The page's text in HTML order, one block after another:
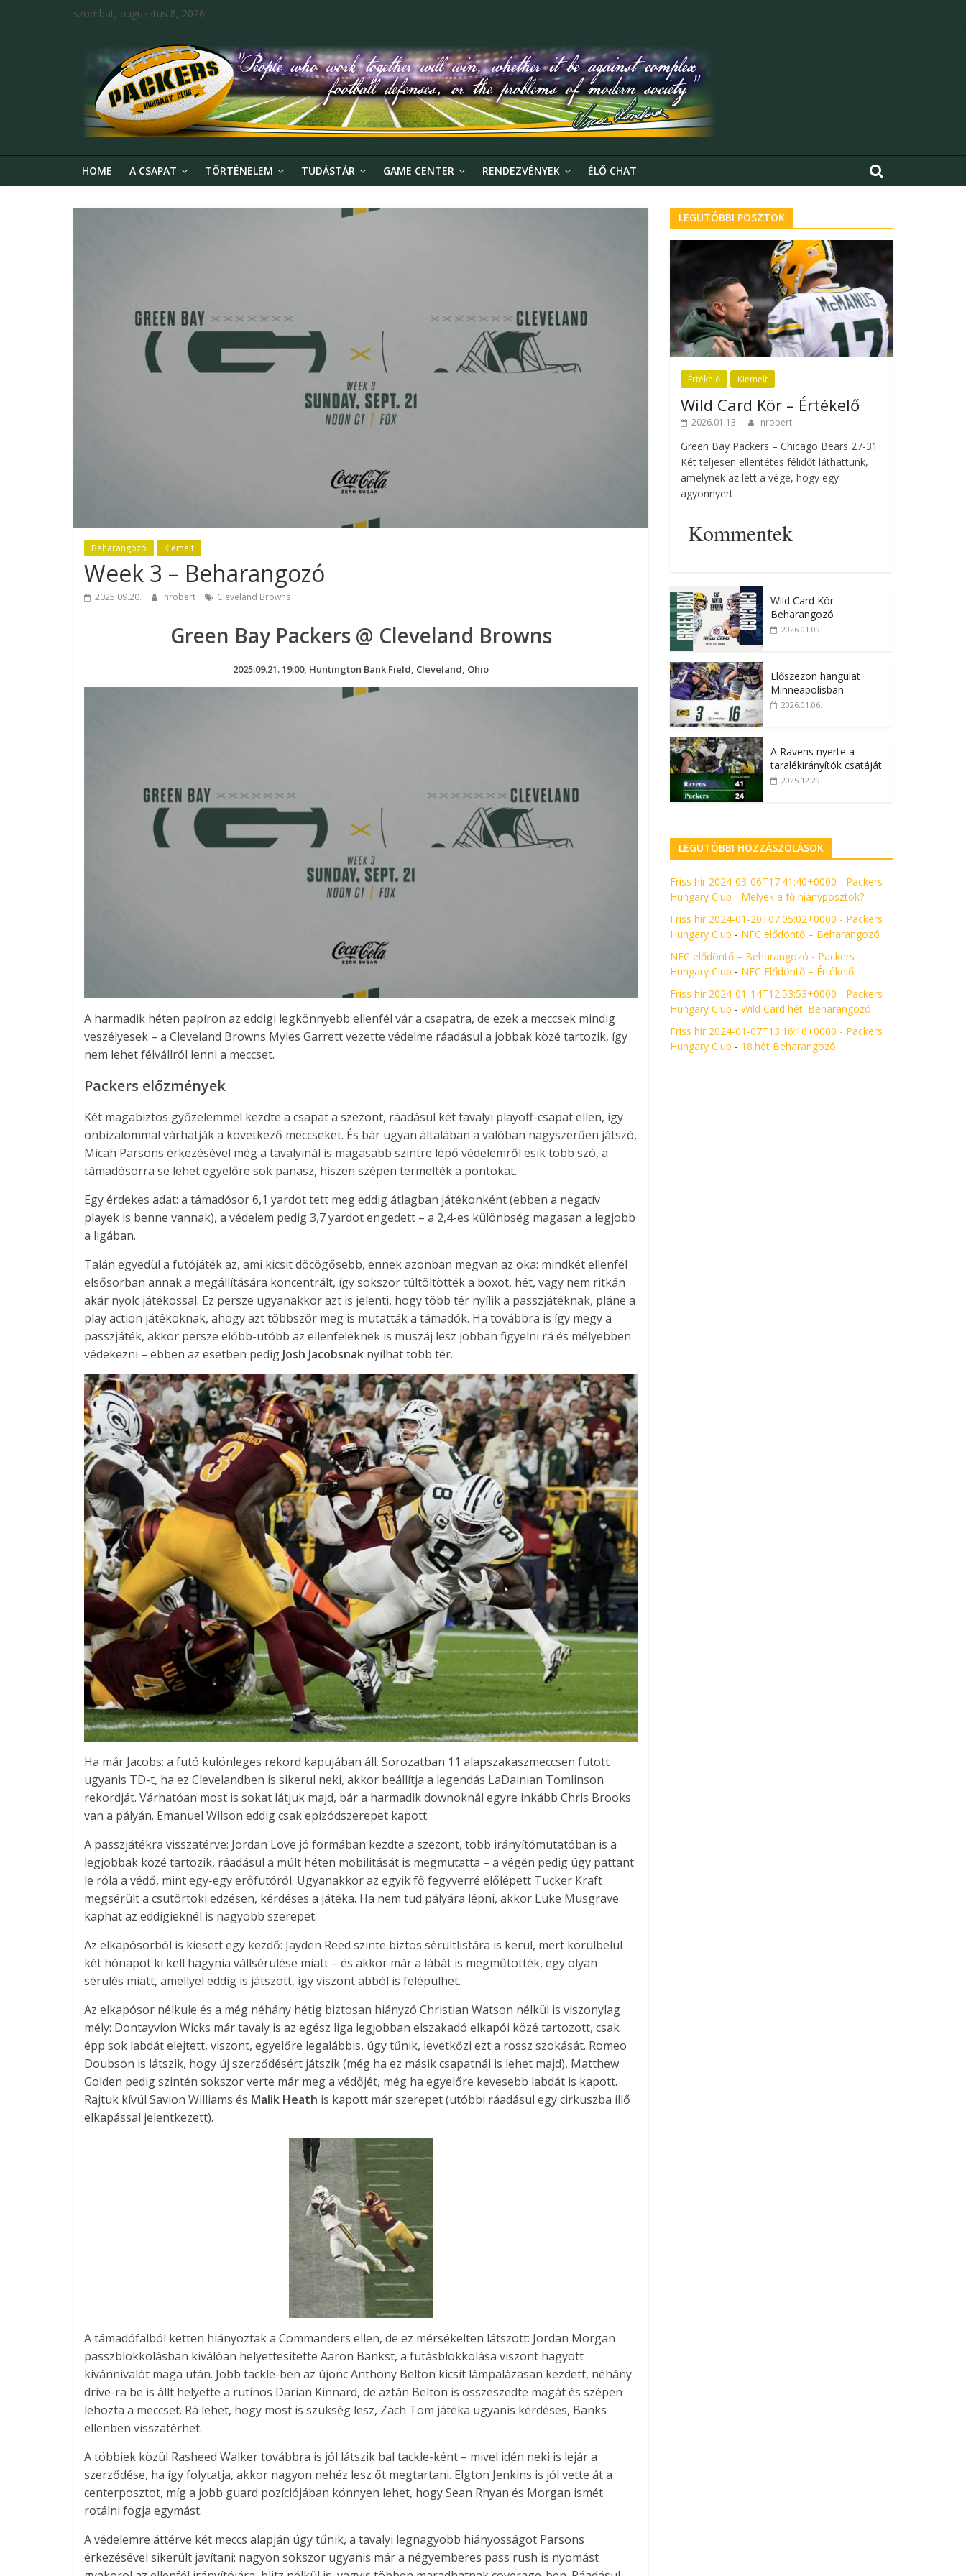
szombat, augusztus 8, 2026
HOME A CSAPAT TÖRTÉNELEM TUDÁSTÁR GAME CENTER RENDEZVÉNYEK ÉLŐ CHAT
Beharangozó Kiemelt
Week 3 – Beharangozó
2025.09.20. nrobert Cleveland Browns
Green Bay Packers @ Cleveland Browns
2025.09.21. 19:00, Huntington Bank Field, Cleveland, Ohio
A harmadik héten papíron az eddigi legkönnyebb ellenfél vár a csapatra, de ezek a meccsek mindig
veszélyesek – a Cleveland Browns Myles Garrett vezette védelme ráadásul a jobbak közé tartozik, így
nem lehet félvállról lenni a meccset.
Packers előzmények
Két magabiztos győzelemmel kezdte a csapat a szezont, ráadásul két tavalyi playoff-csapat ellen, így
önbizalommal várhatják a következő meccseket. És bár ugyan általában a valóban nagyszerűen játszó,
Micah Parsons érkezésével még a tavalyinál is magasabb szintre lépő védelemről esik több szó, a
támadósorra se lehet egyelőre sok panasz, hiszen szépen termelték a pontokat.
Egy érdekes adat: a támadósor 6,1 yardot tett meg eddig átlagban játékonként (ebben a negatív
playek is benne vannak), a védelem pedig 3,7 yardot engedett – a 2,4-es különbség magasan a legjobb
a ligában.
Talán egyedül a futójáték az, ami kicsit döcögősebb, ennek azonban megvan az oka: mindkét ellenfél
elsősorban annak a megállítására koncentrált, így sokszor túltöltötték a boxot, hét, vagy nem ritkán
akár nyolc játékossal. Ez persze ugyanakkor azt is jelenti, hogy több tér nyílik a passzjátéknak, pláne a
play action játékoknak, ahogy azt többször meg is mutatták a támadók. Ha továbbra is így megy a
passzjáték, akkor persze előbb-utóbb az ellenfeleknek is muszáj lesz jobban figyelni rá és mélyebben
védekezni – ebben az esetben pedig Josh Jacobsnak nyílhat több tér.
Ha már Jacobs: a futó különleges rekord kapujában áll. Sorozatban 11 alapszakaszmeccsen futott
ugyanis TD-t, ha ez Clevelandben is sikerül neki, akkor beállítja a legendás LaDainian Tomlinson
rekordját. Várhatóan most is sokat látjuk majd, bár a harmadik downoknál egyre inkább Chris Brooks
van a pályán. Emanuel Wilson eddig csak epizódszerepet kapott.
A passzjátékra visszatérve: Jordan Love jó formában kezdte a szezont, több irányítómutatóban is a
legjobbak közé tartozik, ráadásul a múlt héten mobilitását is megmutatta – a végén pedig úgy pattant
le róla a védő, mint egy-egy erőfutóról. Ugyanakkor az egyik fő fegyverré előlépett Tucker Kraft
megsérült a csütörtöki edzésen, kérdéses a játéka. Ha nem tud pályára lépni, akkor Luke Musgrave
kaphat az eddigieknél is nagyobb szerepet.
Az elkapósorból is kiesett egy kezdő: Jayden Reed szinte biztos sérültlistára is kerül, mert körülbelül
két hónapot ki kell hagynia vállsérülése miatt – és akkor már a lábát is megműtötték, egy olyan
sérülés miatt, amellyel eddig is játszott, így viszont abból is felépülhet.
Az elkapósor nélküle és a még néhány hétig biztosan hiányzó Christian Watson nélkül is viszonylag
mély: Dontayvion Wicks már tavaly is az egész liga legjobban elszakadó elkapói közé tartozott, csak
épp sok labdát elejtett, viszont, egyelőre legalábbis, úgy tűnik, levetkőzi ezt a rossz szokását. Romeo
Doubson is látszik, hogy új szerződésért játszik (még ha ez másik csapatnál is lehet majd), Matthew
Golden pedig szintén sokszor verte már meg a védőjét, még ha egyelőre kevesebb labdát is kapott.
Rajtuk kívül Savion Williams és Malik Heath is kapott már szerepet (utóbbi ráadásul egy cirkuszba illő
elkapással jelentkezett).
A támadófalból ketten hiányoztak a Commanders ellen, de ez mérsékelten látszott: Jordan Morgan
passzblokkolásban kiválóan helyettesítette Aaron Bankst, a futásblokkolása viszont hagyott
kívánnivalót maga után. Jobb tackle-ben az újonc Anthony Belton kicsit lámpalázasan kezdett, néhány
drive-ra be is állt helyette a rutinos Darian Kinnard, de aztán Belton is összeszedte magát és szépen
lehozta a meccset. Rá lehet, hogy most is szükség lesz, Zach Tom játéka ugyanis kérdéses, Banks
ellenben visszatérhet.
A többiek közül Rasheed Walker továbbra is jól látszik bal tackle-ként – mivel idén neki is lejár a
szerződése, ha így folytatja, akkor nagyon nehéz lesz őt megtartani. Elgton Jenkins is jól vette át a
centerposztot, míg a jobb guard pozíciójában könnyen lehet, hogy Sean Rhyan és Morgan ismét
rotálni fogja egymást.
A védelemre áttérve két meccs alapján úgy tűnik, a tavalyi legnagyobb hiányosságot Parsons
érkezésével sikerült javítani: nagyon sokszor ugyanis már a négyemberes pass rush is nyomást
LEGUTÓBBI POSZTOK
Értékelő Kiemelt
Wild Card Kör – Értékelő
2026.01.13. nrobert
Green Bay Packers – Chicago Bears 27-31
Két teljesen ellentétes félidőt láthattunk,
amelynek az lett a vége, hogy egy
agyonnyert
Kommentek
Wild Card Kör –
Beharangozó
2026.01.09.
Előszezon hangulat
Minneapolisban
2026.01.06.
A Ravens nyerte a
taralékirányítók csatáját
2025.12.29.
LEGUTÓBBI HOZZÁSZÓLÁSOK
Friss hír 2024-03-06T17:41:40+0000 - Packers
Hungary Club - Melyek a fő hiányposztok?
Friss hír 2024-01-20T07:05:02+0000 - Packers
Hungary Club - NFC elődöntő – Beharangozó
NFC elődöntő – Beharangozó - Packers
Hungary Club - NFC Elődöntő – Értékelő
Friss hír 2024-01-14T12:53:53+0000 - Packers
Hungary Club - Wild Card hét. Beharangozó
Friss hír 2024-01-07T13:16:16+0000 - Packers
Hungary Club - 18.hét Beharangozó